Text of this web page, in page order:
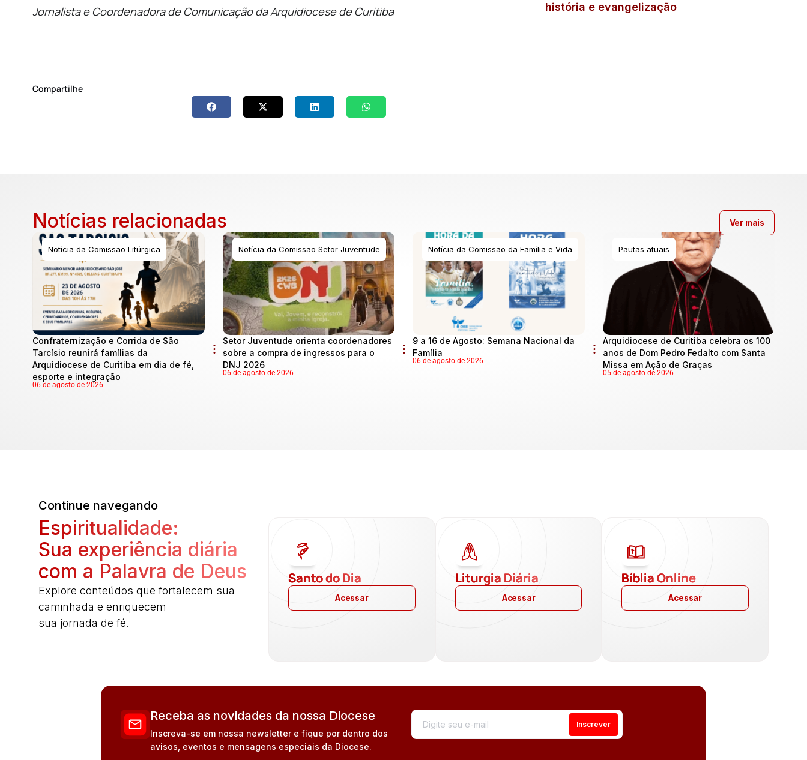
Jornalista e Coordenadora de Comunicação da Arquidiocese de Curitiba
Compartilhe
história e evangelização
Notícias relacionadas
Notícia da Comissão Litúrgica
Confraternização e Corrida de São
Tarcísio reunirá famílias da
Arquidiocese de Curitiba em dia de fé,
esporte e integração
06 de agosto de 2026
Notícia da Comissão Setor Juventude
Setor Juventude orienta coordenadores
sobre a compra de ingressos para o
DNJ 2026
06 de agosto de 2026
Notícia da Comissão da Família e Vida
9 a 16 de Agosto: Semana Nacional da
Família
06 de agosto de 2026
Pautas atuais
Arquidiocese de Curitiba celebra os 100
anos de Dom Pedro Fedalto com Santa
Missa em Ação de Graças
05 de agosto de 2026
Ver mais
Continue navegando
Espiritualidade:
Sua experiência diária
com a Palavra de Deus
Explore conteúdos que fortalecem sua
caminhada e enriquecem
sua jornada de fé.
Santo do Dia
Acessar
Liturgia Diária
Acessar
Bíblia Online
Acessar
Receba as novidades da nossa Diocese
Inscreva-se em nossa newsletter e fique por dentro dos
avisos, eventos e mensagens especiais da Diocese.